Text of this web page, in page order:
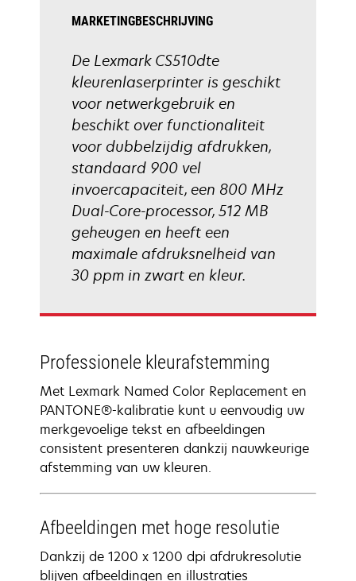
MARKETINGBESCHRIJVING
De Lexmark CS510dte
kleurenlaserprinter is geschikt
voor netwerkgebruik en
beschikt over functionaliteit
voor dubbelzijdig afdrukken,
standaard 900 vel
invoercapaciteit, een 800 MHz
Dual-Core-processor, 512 MB
geheugen en heeft een
maximale afdruksnelheid van
30 ppm in zwart en kleur.
Professionele kleurafstemming
Met Lexmark Named Color Replacement en
PANTONE®-kalibratie kunt u eenvoudig uw
merkgevoelige tekst en afbeeldingen
consistent presenteren dankzij nauwkeurige
afstemming van uw kleuren.
Afbeeldingen met hoge resolutie
Dankzij de 1200 x 1200 dpi afdrukresolutie
blijven afbeeldingen en illustraties